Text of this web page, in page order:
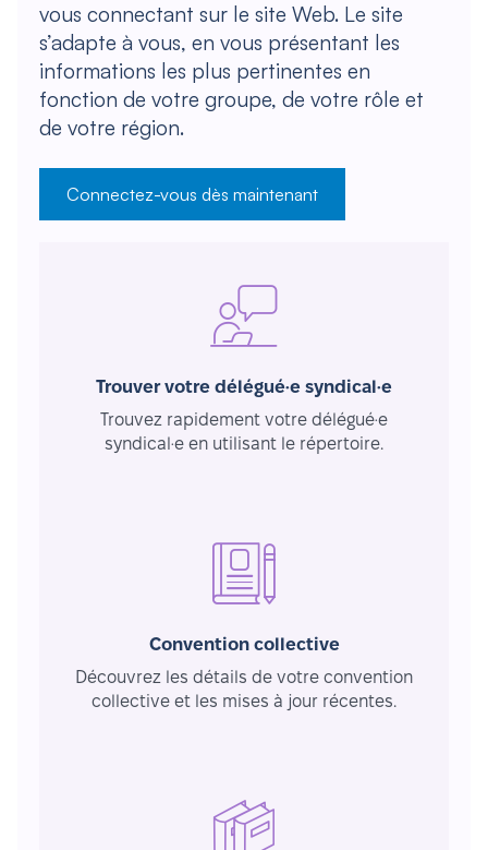
vous connectant sur le site Web. Le site
s’adapte à vous, en vous présentant les
informations les plus pertinentes en
fonction de votre groupe, de votre rôle et
de votre région.
Connectez-vous dès maintenant
Trouver votre délégué·e syndical·e
Trouvez rapidement votre délégué·e
syndical·e en utilisant le répertoire.
Convention collective
Découvrez les détails de votre convention
collective et les mises à jour récentes.